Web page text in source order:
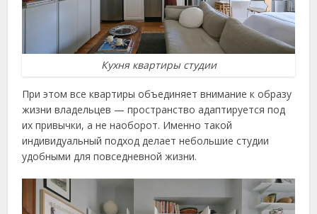
Кухня квартиры студии
При этом все квартиры объединяет внимание к образу
жизни владельцев — пространство адаптируется под
их привычки, а не наоборот. Именно такой
индивидуальный подход делает небольшие студии
удобными для повседневной жизни.